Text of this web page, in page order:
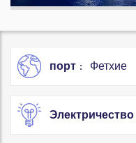
порт Фетхие
Электричество